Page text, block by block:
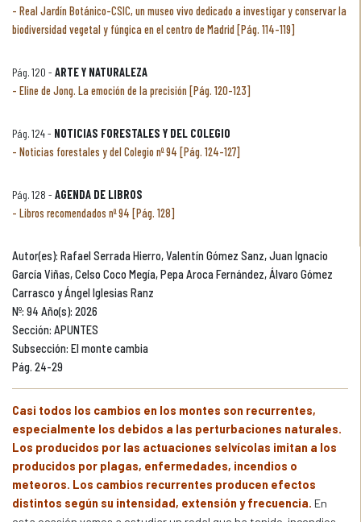
Real Jardín Botánico-CSIC, un museo vivo dedicado a investigar y conservar la
biodiversidad vegetal y fúngica en el centro de Madrid [Pág. 114-119]
Pág. 120 - ARTE Y NATURALEZA
Eline de Jong. La emoción de la precisión [Pág. 120-123]
Pág. 124 - NOTICIAS FORESTALES Y DEL COLEGIO
Noticias forestales y del Colegio nº 94 [Pág. 124-127]
Pág. 128 - AGENDA DE LIBROS
Libros recomendados nº 94 [Pág. 128]
Autor(es): Rafael Serrada Hierro, Valentín Gómez Sanz, Juan Ignacio
García Viñas, Celso Coco Megía, Pepa Aroca Fernández, Álvaro Gómez
Carrasco y Ángel Iglesias Ranz
Nº: 94 Año(s): 2026
Sección: APUNTES
Subsección: El monte cambia
Pág. 24-29
Casi todos los cambios en los montes son recurrentes,
especialmente los debidos a las perturbaciones naturales.
Los producidos por las actuaciones selvícolas imitan a los
producidos por plagas, enfermedades, incendios o
meteoros. Los cambios recurrentes producen efectos
distintos según su intensidad, extensión y frecuencia. En